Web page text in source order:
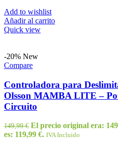
Add to wishlist
Añadir al carrito
Quick view
-20% New
Compare
Controladora para
Olsson MAMBA LITE –
Circuito
149,99€ El precio original era:
es: 119,99 €. IVA Incluido